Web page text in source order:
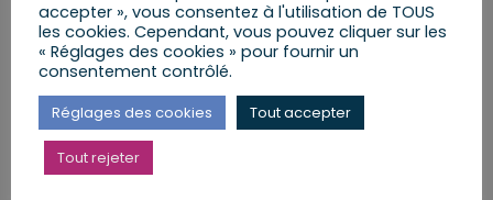
Articles similaires
accepter », vous consentez à l'utilisation de TOUS
les cookies. Cependant, vous pouvez cliquer sur les
« Réglages des cookies » pour fournir un
consentement contrôlé.
Réglages des cookies Tout accepter
Tout rejeter